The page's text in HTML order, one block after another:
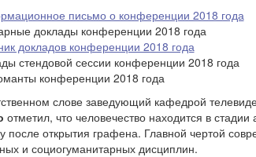
письмо о конференции 2018 года
доклады конференции 2018 года
докладов конференции 2018 года
стендовой сессии конференции 2018 года
конференции 2018 года
слове заведующий кафедрой
отметил, что человечество находится в
после открытия графена. Главной чертой
и социогуманитарных дисциплин.